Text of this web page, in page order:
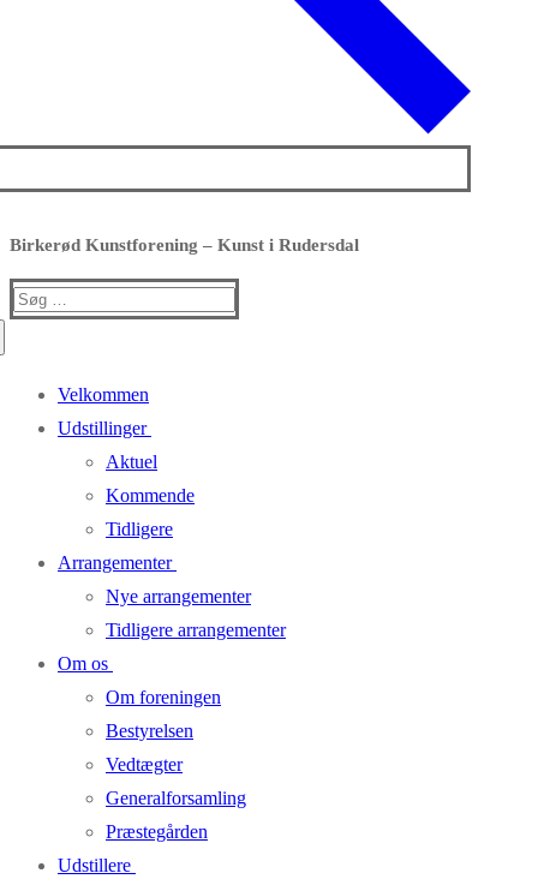
Birkerød Kunstforening – Kunst i Rudersdal
Søg
Velkommen
Udstillinger
Aktuel
Kommende
Tidligere
Arrangementer
Nye arrangementer
Tidligere arrangementer
Om os
Om foreningen
Bestyrelsen
Vedtægter
Generalforsamling
Præstegården
Udstillere